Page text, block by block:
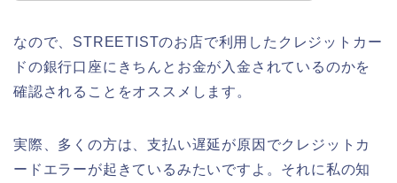
なので、STREETISTのお店で利用したクレジットカー
ドの銀行口座にきちんとお金が入金されているのかを
確認されることをオススメします。
実際、多くの方は、支払い遅延が原因でクレジットカ
ードエラーが起きているみたいですよ。それに私の知